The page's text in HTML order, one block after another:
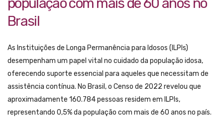
população com mais de 60 anos no
Brasil
As Instituições de Longa Permanência para Idosos (ILPIs)
desempenham um papel vital no cuidado da população idosa,
oferecendo suporte essencial para aqueles que necessitam de
assistência contínua. No Brasil, o Censo de 2022 revelou que
aproximadamente 160.784 pessoas residem em ILPIs,
representando 0,5% da população com mais de 60 anos no país.